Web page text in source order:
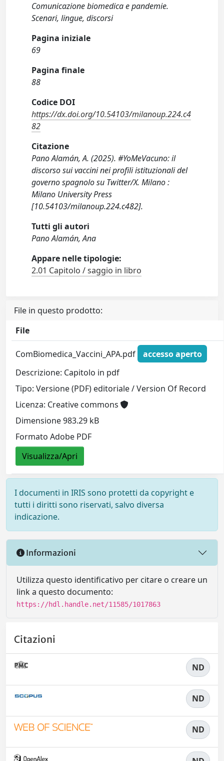
Comunicazione biomedica e pandemie.
Scenari, lingue, discorsi
Pagina iniziale
69
Pagina finale
88
Codice DOI
https://dx.doi.org/10.54103/milanoup.224.c4
82
Citazione
Pano Alamán, A. (2025). #YoMeVacuno: il
discorso sui vaccini nei profili istituzionali del
governo spagnolo su Twitter/X. Milano :
Milano University Press
[10.54103/milanoup.224.c482].
Tutti gli autori
Pano Alamán, Ana
Appare nelle tipologie:
2.01 Capitolo / saggio in libro
File in questo prodotto:
File
ComBiomedica_Vaccini_APA.pdf
accesso aperto
Descrizione: Capitolo in pdf
Tipo: Versione (PDF) editoriale / Version Of Record
Licenza: Creative commons
Dimensione 983.29 kB
Formato Adobe PDF
Visualizza/Apri
I documenti in IRIS sono protetti da copyright e
tutti i diritti sono riservati, salvo diversa
indicazione.
Informazioni
Utilizza questo identificativo per citare o creare un
link a questo documento:
https://hdl.handle.net/11585/1017863
Citazioni
ND
ND
ND